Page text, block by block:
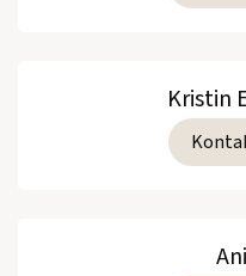
Kristin